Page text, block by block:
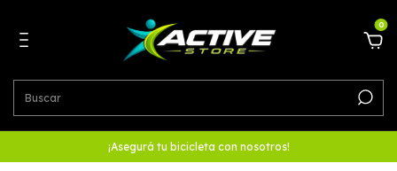
0
¡Asegurá tu bicicleta con nosotros!